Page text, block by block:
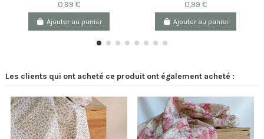
0,99 €
Ajouter au panier
0,99 €
Ajouter au panier
Les clients qui ont acheté ce produit ont également acheté :